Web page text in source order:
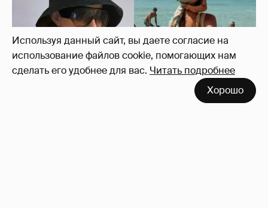
Используя данный сайт, вы даете согласие на
использование файлов cookie, помогающих нам
сделать его удобнее для вас. Читать подробнее
Хорошо